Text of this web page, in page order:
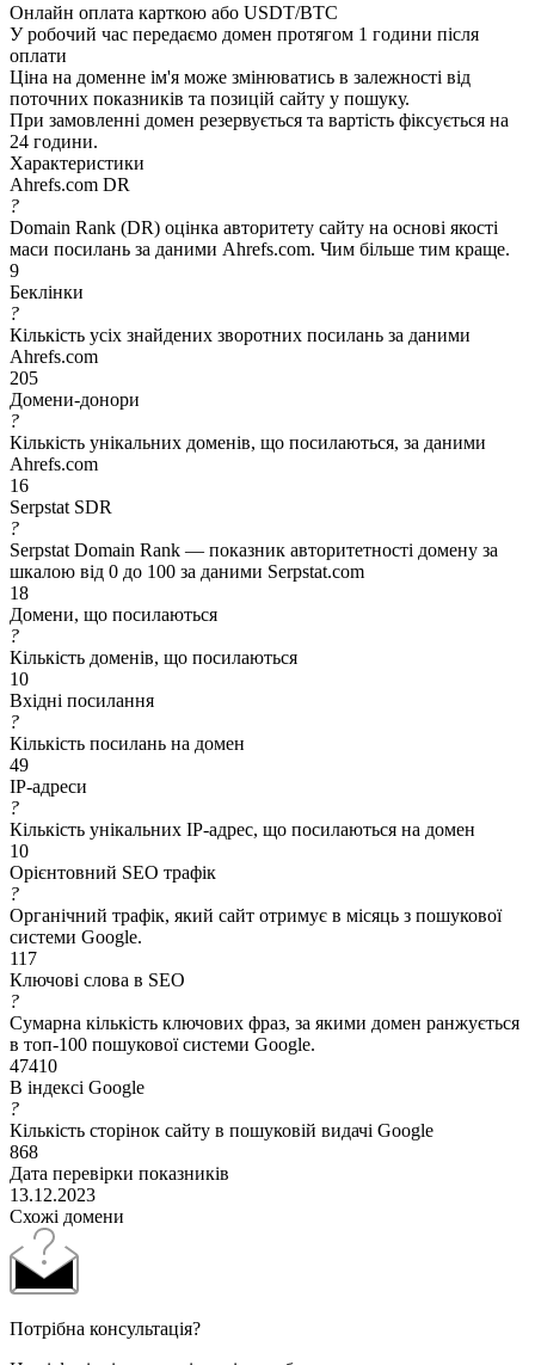
Онлайн оплата карткою або USDT/BTC
У робочий час передаємо домен протягом 1 години після
оплати
Ціна на доменне ім'я може змінюватись в залежності від
поточних показників та позицій сайту у пошуку.
При замовленні домен резервується та вартість фіксується на
24 години.
Характеристики
Ahrefs.com DR
?
Domain Rank (DR) оцінка авторитету сайту на основі якості
маси посилань за даними Ahrefs.com. Чим більше тим краще.
9
Беклінки
?
Кількість усіх знайдених зворотних посилань за даними
Ahrefs.com
205
Домени-донори
?
Кількість унікальних доменів, що посилаються, за даними
Ahrefs.com
16
Serpstat SDR
?
Serpstat Domain Rank — показник авторитетності домену за
шкалою від 0 до 100 за даними Serpstat.com
18
Домени, що посилаються
?
Кількість доменів, що посилаються
10
Вхідні посилання
?
Кількість посилань на домен
49
IP-адреси
?
Кількість унікальних IP-адрес, що посилаються на домен
10
Орієнтовний SEO трафік
?
Органічний трафік, який сайт отримує в місяць з пошукової
системи Google.
117
Ключові слова в SEO
?
Сумарна кількість ключових фраз, за якими домен ранжується
в топ-100 пошукової системи Google.
47410
В індексі Google
?
Кількість сторінок сайту в пошуковій видачі Google
868
Дата перевірки показників
13.12.2023
Схожі домени
Потрібна консультація?